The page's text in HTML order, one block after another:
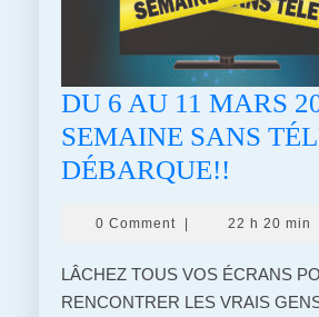
DU 6 AU 11 MARS
SEMAINE SANS
DÉBARQUE!!
AU
11
MARS
0 Comment | 22 h 20 min
LÂCHEZ TOUS VOS ÉCRANS
RENCONTRER LES VRAIS